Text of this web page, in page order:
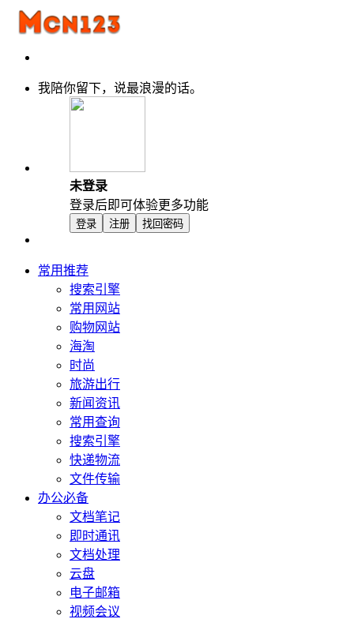
我陪你留下，说最浪漫的话。
未登录
登录后即可体验更多功能
登录 注册 找回密码
常用推荐
搜索引擎
常用网站
购物网站
海淘
时尚
旅游出行
新闻资讯
常用查询
搜索引擎
快递物流
文件传输
办公必备
文档笔记
即时通讯
文档处理
云盘
电子邮箱
视频会议